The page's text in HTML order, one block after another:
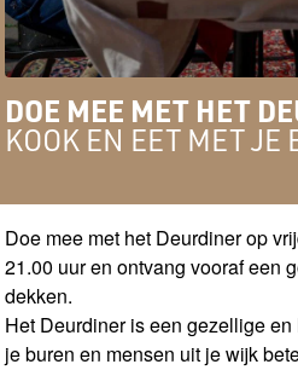
DOE MEE MET HET
KOOK EN EET MET JE
Doe mee met het Deurdiner op
21.00 uur en ontvang vooraf een
dekken.
Het Deurdiner is een gezellige
je buren en mensen uit je wijk